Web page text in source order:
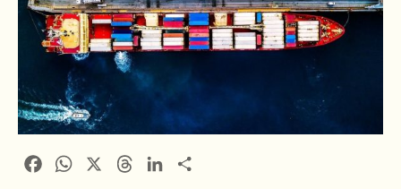
FacebookWhatsApp ThreadsLinkedIn